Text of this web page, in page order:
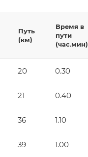
Путь
(км)
Время в
пути
(час.мин)
20 0.30
21 0.40
36 1.10
39 1.00